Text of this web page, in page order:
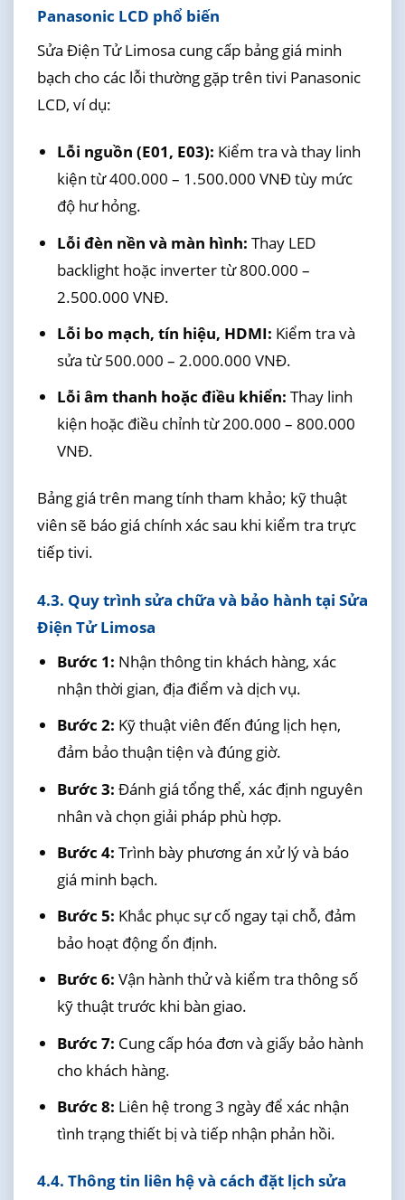
Panasonic LCD phổ biến
Sửa Điện Tử Limosa cung cấp bảng giá minh
bạch cho các lỗi thường gặp trên tivi Panasonic
LCD, ví dụ:
Lỗi nguồn (E01, E03): Kiểm tra và thay linh
kiện từ 400.000 – 1.500.000 VNĐ tùy mức
độ hư hỏng.
Lỗi đèn nền và màn hình: Thay LED
backlight hoặc inverter từ 800.000 –
2.500.000 VNĐ.
Lỗi bo mạch, tín hiệu, HDMI: Kiểm tra và
sửa từ 500.000 – 2.000.000 VNĐ.
Lỗi âm thanh hoặc điều khiển: Thay linh
kiện hoặc điều chỉnh từ 200.000 – 800.000
VNĐ.
Bảng giá trên mang tính tham khảo; kỹ thuật
viên sẽ báo giá chính xác sau khi kiểm tra trực
tiếp tivi.
4.3. Quy trình sửa chữa và bảo hành tại Sửa
Điện Tử Limosa
Bước 1: Nhận thông tin khách hàng, xác
nhận thời gian, địa điểm và dịch vụ.
Bước 2: Kỹ thuật viên đến đúng lịch hẹn,
đảm bảo thuận tiện và đúng giờ.
Bước 3: Đánh giá tổng thể, xác định nguyên
nhân và chọn giải pháp phù hợp.
Bước 4: Trình bày phương án xử lý và báo
giá minh bạch.
Bước 5: Khắc phục sự cố ngay tại chỗ, đảm
bảo hoạt động ổn định.
Bước 6: Vận hành thử và kiểm tra thông số
kỹ thuật trước khi bàn giao.
Bước 7: Cung cấp hóa đơn và giấy bảo hành
cho khách hàng.
Bước 8: Liên hệ trong 3 ngày để xác nhận
tình trạng thiết bị và tiếp nhận phản hồi.
4.4. Thông tin liên hệ và cách đặt lịch sửa